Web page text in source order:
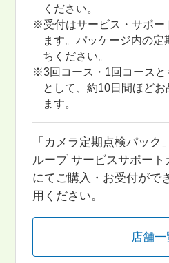
ください。
※受付はサービス・サポー
ます。パッケージ内の
ちください。
※3回コース・1回コースと
として、約10日間ほど
ます。
「カメラ定期点検パック
ループ サービスサポー
にてご購入・お受付がで
用ください。
店舗一